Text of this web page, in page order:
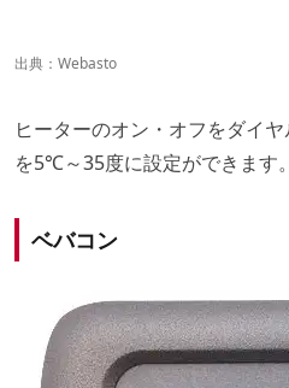
出典： Webasto
ヒーターのオン・オフをダイ
を5℃～35度に設定ができます。
ベバコン